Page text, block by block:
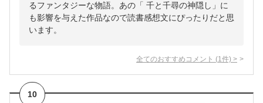
るファンタジーな物語。あの「 千と千尋の神隠し」に
も影響を与えた作品なので読書感想文にぴったりだと思
います。
全てのおすすめコメント (1 件) >
10